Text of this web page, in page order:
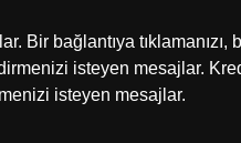
Bir bağlantıya tıklamanızı,
isteyen mesajlar.
isteyen mesajlar.